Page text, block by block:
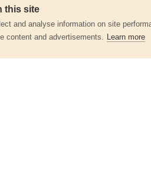
this site
and analyse information on site
content and advertisements. Learn more